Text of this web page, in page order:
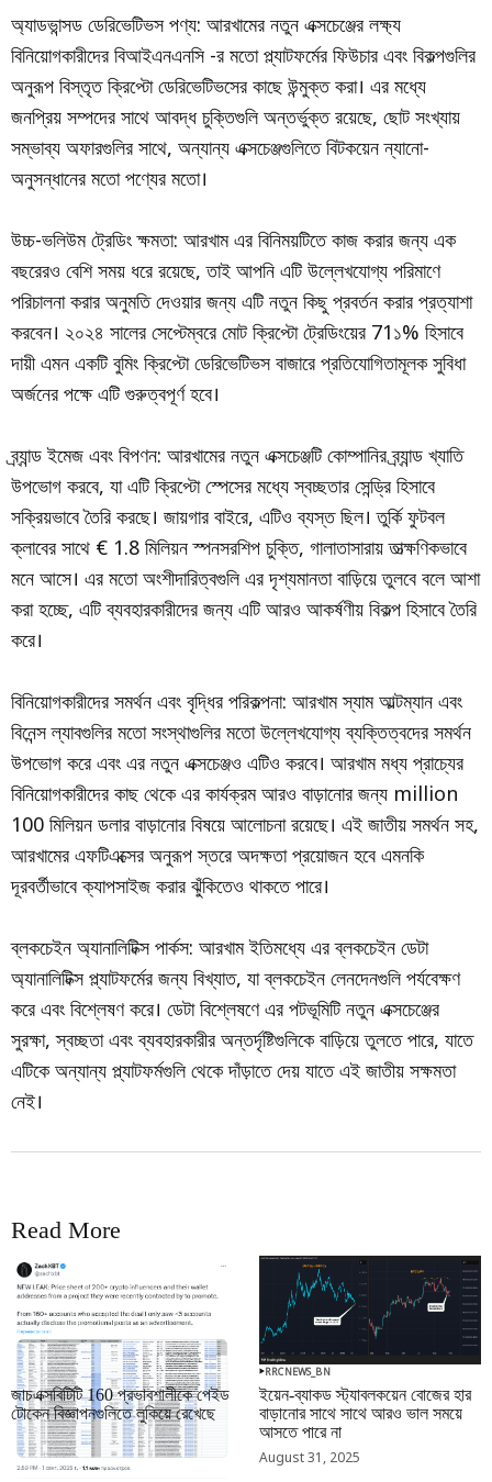
অ্যাডভান্সড ডেরিভেটিভস পণ্য: আরখামের নতুন এক্সচেঞ্জের লক্ষ্য
বিনিয়োগকারীদের বিআইএনএনসি -র মতো প্ল্যাটফর্মের ফিউচার এবং বিকল্পগুলির
অনুরূপ বিস্তৃত ক্রিপ্টো ডেরিভেটিভসের কাছে উন্মুক্ত করা। এর মধ্যে
জনপ্রিয় সম্পদের সাথে আবদ্ধ চুক্তিগুলি অন্তর্ভুক্ত রয়েছে, ছোট সংখ্যায়
সম্ভাব্য অফারগুলির সাথে, অন্যান্য এক্সচেঞ্জগুলিতে বিটকয়েন ন্যানো-
অনুসন্ধানের মতো পণ্যের মতো।
উচ্চ-ভলিউম ট্রেডিং ক্ষমতা: আরখাম এর বিনিময়টিতে কাজ করার জন্য এক
বছরেরও বেশি সময় ধরে রয়েছে, তাই আপনি এটি উল্লেখযোগ্য পরিমাণে
পরিচালনা করার অনুমতি দেওয়ার জন্য এটি নতুন কিছু প্রবর্তন করার প্রত্যাশা
করবেন। ২০২৪ সালের সেপ্টেম্বরে মোট ক্রিপ্টো ট্রেডিংয়ের 71১% হিসাবে
দায়ী এমন একটি বুমিং ক্রিপ্টো ডেরিভেটিভস বাজারে প্রতিযোগিতামূলক সুবিধা
অর্জনের পক্ষে এটি গুরুত্বপূর্ণ হবে।
ব্র্যান্ড ইমেজ এবং বিপণন: আরখামের নতুন এক্সচেঞ্জটি কোম্পানির ব্র্যান্ড খ্যাতি
উপভোগ করবে, যা এটি ক্রিপ্টো স্পেসের মধ্যে স্বচ্ছতার সেন্ড্রি হিসাবে
সক্রিয়ভাবে তৈরি করছে। জায়গার বাইরে, এটিও ব্যস্ত ছিল। তুর্কি ফুটবল
ক্লাবের সাথে € 1.8 মিলিয়ন স্পনসরশিপ চুক্তি, গালাতাসারায় তাত্ক্ষণিকভাবে
মনে আসে। এর মতো অংশীদারিত্বগুলি এর দৃশ্যমানতা বাড়িয়ে তুলবে বলে আশা
করা হচ্ছে, এটি ব্যবহারকারীদের জন্য এটি আরও আকর্ষণীয় বিকল্প হিসাবে তৈরি
করে।
বিনিয়োগকারীদের সমর্থন এবং বৃদ্ধির পরিকল্পনা: আরখাম স্যাম আল্টম্যান এবং
বিনেন্স ল্যাবগুলির মতো সংস্থাগুলির মতো উল্লেখযোগ্য ব্যক্তিত্বদের সমর্থন
উপভোগ করে এবং এর নতুন এক্সচেঞ্জও এটিও করবে। আরখাম মধ্য প্রাচ্যের
বিনিয়োগকারীদের কাছ থেকে এর কার্যক্রম আরও বাড়ানোর জন্য million
100 মিলিয়ন ডলার বাড়ানোর বিষয়ে আলোচনা রয়েছে। এই জাতীয় সমর্থন সহ,
আরখামের এফটিএক্সের অনুরূপ স্তরে অদক্ষতা প্রয়োজন হবে এমনকি
দূরবর্তীভাবে ক্যাপসাইজ করার ঝুঁকিতেও থাকতে পারে।
ব্লকচেইন অ্যানালিটিক্স পার্কস: আরখাম ইতিমধ্যে এর ব্লকচেইন ডেটা
অ্যানালিটিক্স প্ল্যাটফর্মের জন্য বিখ্যাত, যা ব্লকচেইন লেনদেনগুলি পর্যবেক্ষণ
করে এবং বিশ্লেষণ করে। ডেটা বিশ্লেষণে এর পটভূমিটি নতুন এক্সচেঞ্জের
সুরক্ষা, স্বচ্ছতা এবং ব্যবহারকারীর অন্তর্দৃষ্টিগুলিকে বাড়িয়ে তুলতে পারে, যাতে
এটিকে অন্যান্য প্ল্যাটফর্মগুলি থেকে দাঁড়াতে দেয় যাতে এই জাতীয় সক্ষমতা
নেই।
Read More
RRCNEWS_BN
জাচএক্সবিটিটি 160 প্রভাবশালীকে পেইড
টোকেন বিজ্ঞাপনগুলিতে লুকিয়ে রেখেছে
September 01, 2025
RRCNEWS_BN
ইয়েন-ব্যাকড স্ট্যাবলকয়েন বোজের হার
বাড়ানোর সাথে সাথে আরও ভাল সময়ে
আসতে পারে না
August 31, 2025